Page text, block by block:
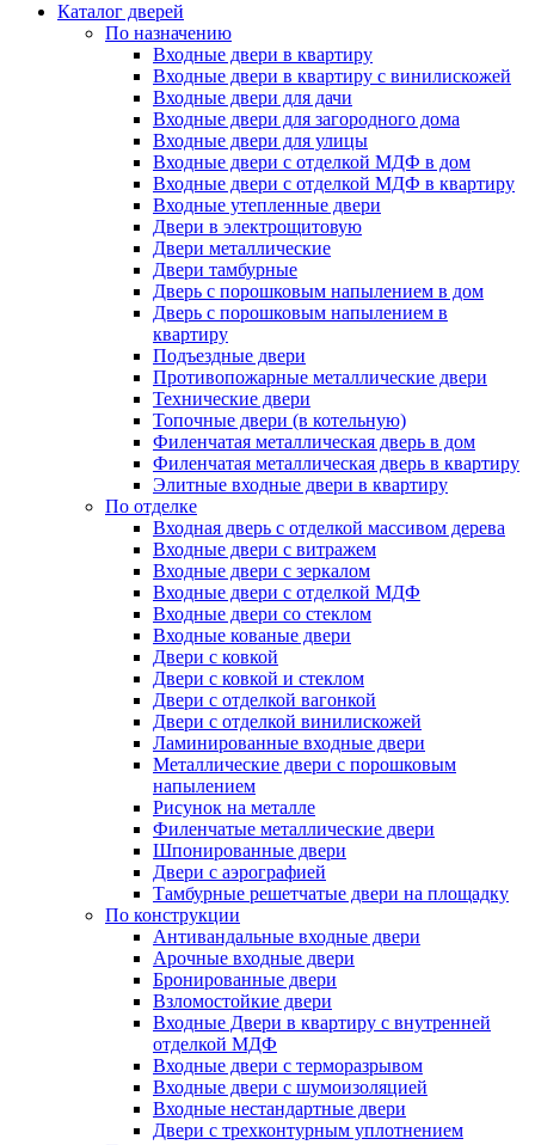
Каталог дверей
По назначению
Входные двери в квартиру
Входные двери в квартиру с винилискожей
Входные двери для дачи
Входные двери для загородного дома
Входные двери для улицы
Входные двери с отделкой МДФ в дом
Входные двери с отделкой МДФ в квартиру
Входные утепленные двери
Двери в электрощитовую
Двери металлические
Двери тамбурные
Дверь с порошковым напылением в дом
Дверь с порошковым напылением в
квартиру
Подъездные двери
Противопожарные металлические двери
Технические двери
Топочные двери (в котельную)
Филенчатая металлическая дверь в дом
Филенчатая металлическая дверь в квартиру
Элитные входные двери в квартиру
По отделке
Входная дверь с отделкой массивом дерева
Входные двери с витражем
Входные двери с зеркалом
Входные двери с отделкой МДФ
Входные двери со стеклом
Входные кованые двери
Двери с ковкой
Двери с ковкой и стеклом
Двери с отделкой вагонкой
Двери с отделкой винилискожей
Ламинированные входные двери
Металлические двери с порошковым
напылением
Рисунок на металле
Филенчатые металлические двери
Шпонированные двери
Двери с аэрографией
Тамбурные решетчатые двери на площадку
По конструкции
Антивандальные входные двери
Арочные входные двери
Бронированные двери
Взломостойкие двери
Входные Двери в квартиру с внутренней
отделкой МДФ
Входные двери с терморазрывом
Входные двери с шумоизоляцией
Входные нестандартные двери
Двери с трехконтурным уплотнением